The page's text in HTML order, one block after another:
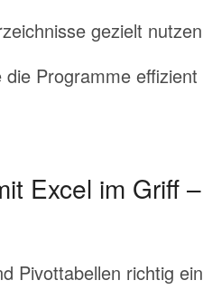
gezielt nutzen
Programme
Excel im Griff
Pivottabellen richtig